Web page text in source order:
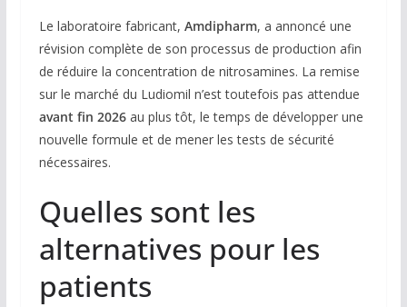
Le laboratoire fabricant, Amdipharm, a annoncé une
révision complète de son processus de production afin
de réduire la concentration de nitrosamines. La remise
sur le marché du Ludiomil n’est toutefois pas attendue
avant fin 2026 au plus tôt, le temps de développer une
nouvelle formule et de mener les tests de sécurité
nécessaires.
Quelles sont les
alternatives pour les
patients